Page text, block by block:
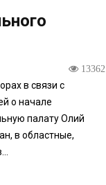
13362
в связи с
о начале
палату Олий
в областные,